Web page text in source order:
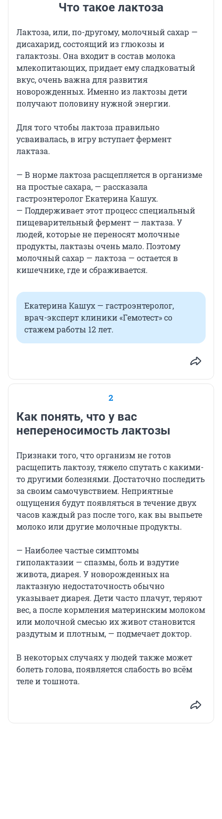
Что такое лактоза
Лактоза, или, по-другому, молочный сахар —
дисахарид, состоящий из глюкозы и
галактозы. Она входит в состав молока
млекопитающих, придает ему сладковатый
вкус, очень важна для развития
новорожденных. Именно из лактозы дети
получают половину нужной энергии.
Для того чтобы лактоза правильно
усваивалась, в игру вступает фермент
лактаза.
— В норме лактоза расщепляется в организме
на простые сахара, — рассказала
гастроэнтеролог Екатерина Кашух.
— Поддерживает этот процесс специальный
пищеварительный фермент — лактаза. У
людей, которые не переносят молочные
продукты, лактазы очень мало. Поэтому
молочный сахар — лактоза — остается в
кишечнике, где и сбраживается.
Екатерина Кашух — гастроэнтеролог,
врач-эксперт клиники «Гемотест» со
стажем работы 12 лет.
2
Как понять, что у вас
непереносимость лактозы
Признаки того, что организм не готов
расщепить лактозу, тяжело спутать с какими-
то другими болезнями. Достаточно последить
за своим самочувствием. Неприятные
ощущения будут появляться в течение двух
часов каждый раз после того, как вы выпьете
молоко или другие молочные продукты.
— Наиболее частые симптомы
гиполактазии — спазмы, боль и вздутие
живота, диарея. У новорожденных на
лактазную недостаточность обычно
указывает диарея. Дети часто плачут, теряют
вес, а после кормления материнским молоком
или молочной смесью их живот становится
раздутым и плотным, — подмечает доктор.
В некоторых случаях у людей также может
болеть голова, появляется слабость во всём
теле и тошнота.